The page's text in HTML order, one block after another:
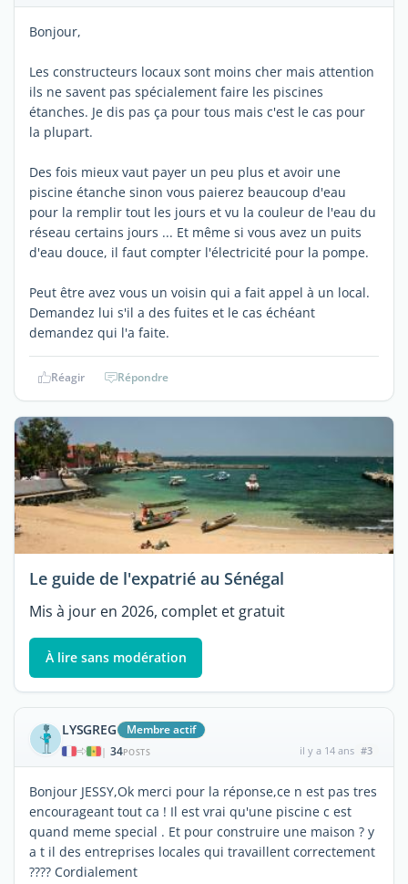
Bonjour,
Les constructeurs locaux sont moins cher mais attention
ils ne savent pas spécialement faire les piscines
étanches. Je dis pas ça pour tous mais c'est le cas pour
la plupart.
Des fois mieux vaut payer un peu plus et avoir une
piscine étanche sinon vous paierez beaucoup d'eau
pour la remplir tout les jours et vu la couleur de l'eau du
réseau certains jours ... Et même si vous avez un puits
d'eau douce, il faut compter l'électricité pour la pompe.
Peut être avez vous un voisin qui a fait appel à un local.
Demandez lui s'il a des fuites et le cas échéant
demandez qui l'a faite.
Réagir Répondre
Le guide de l'expatrié au Sénégal
Mis à jour en 2026, complet et gratuit
À lire sans modération
LYSGREG Membre actif
| 34POSTS il y a 14 ans #3
Bonjour JESSY,Ok merci pour la réponse,ce n est pas tres
encourageant tout ca ! Il est vrai qu'une piscine c est
quand meme special . Et pour construire une maison ? y
a t il des entreprises locales qui travaillent correctement
???? Cordialement